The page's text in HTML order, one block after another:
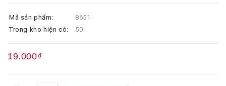
Mã sản phẩm:
8651
Trong kho hiện có:
50
19.000₫